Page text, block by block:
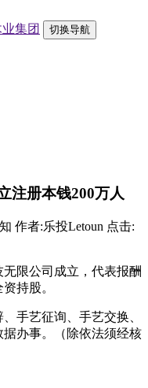
切换导航
注册本钱200万人
作者:乐投Letoun 点击:
限公司成立，代表报酬
持股。
艺征询、手艺交换、
办事。（除依法须经核